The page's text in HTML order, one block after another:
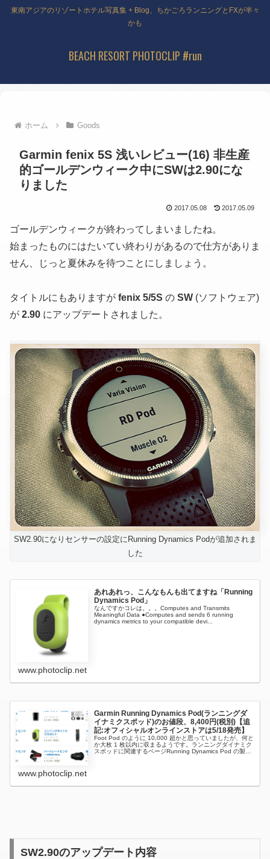
東南アジアのリゾートホテル写真集 + Blog、ちかごろランニングとFXが半々
かも
BEACH RESORT PHOTOCLIP #run
ホーム Goods
Garmin fenix 5S 浅いレビュー(16) 非生産
的ゴールデンウィーク中にSWは2.90にな
りました
2017.05.08 2017.05.09
ゴールデンウィークが終わってしまいましたね。
始まったものにはたいてい終わりがあるので仕方がありま
せん、じっと夏休みを待つことにしましょう。
タイトルにもありますが fenix 5/5S の SW (ソフトウェア)
が 2.90 にアップデートされました。
SW2.90になりセンサーの設定にRunning Dynamics Podが追加されま
した
あれあれっ、こんなもんも出てますね「Running
Dynamics Pod」
なんですかコレは。。。Computes and Transmits
Meaningful Data ●Computes and sends 6 running
dynamics metrics to your compatible devi...
www.photoclip.net
Garmin Running Dynamics Pod(ランニングダ
イナミクスポッド)のお値段、8,400円(税別)【追
記:オフィシャルオンラインストアは5/18発売】
Foot Pod のように 10,000 超かと思っていましたが、何と
か大枚 1 枚以内に収まるようです。ランニングダイナミク
スポッドに関連するページRunning Dynamics Pod の製品
www.photoclip.net
SW2.90のアップデート内容